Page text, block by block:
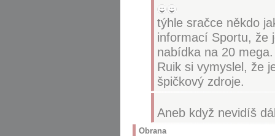
týhle sračce někdo
informací Sportu, že
nabídka na 20
Ruik si vymyslel, že
špičkový zdroje.
Aneb když nevidíš
Obrana